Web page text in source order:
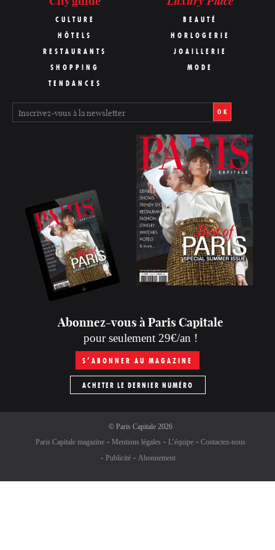
CULTURE
HÔTELS
RESTAURANTS
SHOPPING
TENDANCES
BEAUTÉ
HORLOGERIE
JOAILLERIE
MODE
OK
Abonnez-vous à Paris Capitale
pour seulement 29€/an !
S’ABONNER AU MAGAZINE
ACHETER LE DERNIER NUMÉRO
© Paris Capitale2026
Paris Capitale magazine
Mentions légales L’équipe
Contactez-nous
Publicité
Abonnement